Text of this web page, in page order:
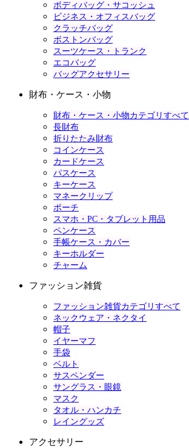
ボディバッグ・サコッシュ
ビジネス・オフィスバッグ
クラッチバッグ
ボストンバッグ
スーツケース・トランク
エコバッグ
バッグアクセサリー
財布・ケース・小物
財布・ケース・小物カテゴリすべて
長財布
折りたたみ財布
コインケース
カードケース
パスケース
キーケース
マネークリップ
ポーチ
スマホ・PC・タブレット用品
ペンケース
手帳ケース・カバー
キーホルダー
チャーム
ファッション雑貨
ファッション雑貨カテゴリすべて
ネックウェア・ネクタイ
帽子
イヤーマフ
手袋
ベルト
サスペンダー
サングラス・眼鏡
マスク
タオル・ハンカチ
レイングッズ
アクセサリー